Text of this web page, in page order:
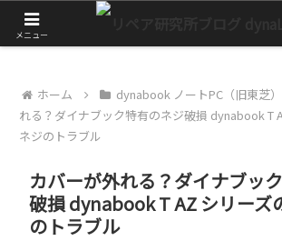
ホーム dynabook ノートPC（旧東芝）
れる？ダイナブック特有のネジ破損 dynabook T
ネジのトラブル
カバーが外れる？ダイナブッ
破損 dynabook T AZ シリーズ
のトラブル
メニュー